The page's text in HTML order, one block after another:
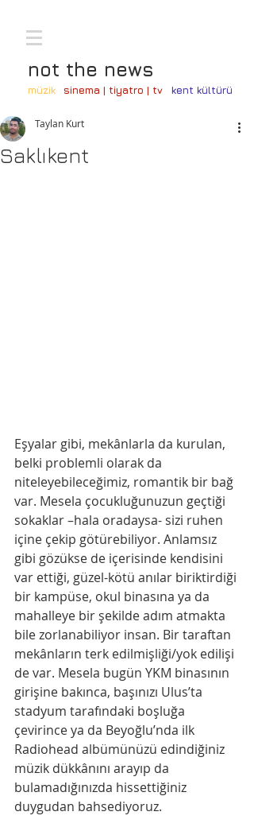
not the news
müzik sinema | tiyatro | tv kent kültürü
Saklıkent
Taylan Kurt
Eşyalar gibi, mekânlarla da kurulan,
belki problemli olarak da
niteleyebileceğimiz, romantik bir bağ
var. Mesela çocukluğunuzun geçtiği
sokaklar –hala oradaysa- sizi ruhen
içine çekip götürebiliyor. Anlamsız
gibi gözükse de içerisinde kendisini
var ettiği, güzel-kötü anılar biriktirdiği
bir kampüse, okul binasına ya da
mahalleye bir şekilde adım atmakta
bile zorlanabiliyor insan. Bir taraftan
mekânların terk edilmişliği/yok edilişi
de var. Mesela bugün YKM binasının
girişine bakınca, başınızı Ulus’ta
stadyum tarafındaki boşluğa
çevirince ya da Beyoğlu’nda ilk
Radiohead albümünüzü edindiğiniz
müzik dükkânını arayıp da
bulamadığınızda hissettiğiniz
duygudan bahsediyoruz.